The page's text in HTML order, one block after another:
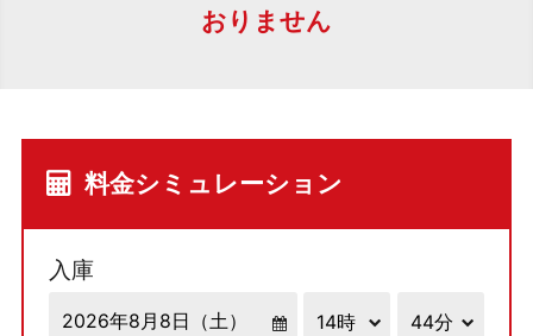
おりません
料金シミュレーション
入庫